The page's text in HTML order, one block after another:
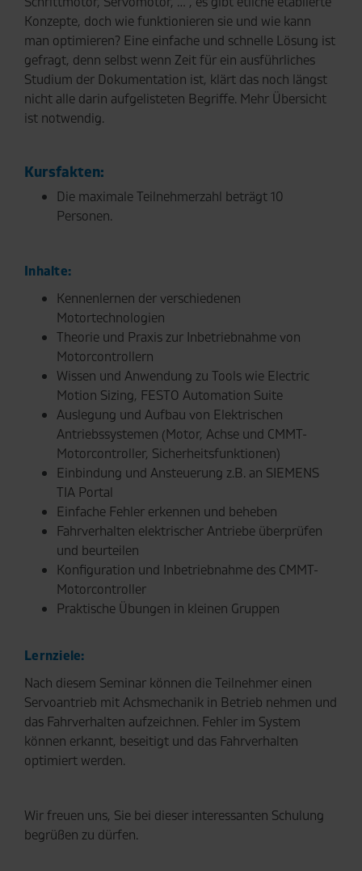
Konzepte, doch wie funktionieren sie und wie kann
man optimieren? Eine einfache und schnelle Lösung ist
gefragt, denn selbst wenn Zeit für ein ausführliches
Studium der Dokumentation ist, klärt das noch längst
nicht alle darin aufgelisteten Begriffe. Mehr Übersicht
ist notwendig.
Kursfakten:
Die maximale Teilnehmerzahl beträgt 10
Personen.
Inhalte:
Kennenlernen der verschiedenen
Motortechnologien
Theorie und Praxis zur Inbetriebnahme von
Motorcontrollern
Wissen und Anwendung zu Tools wie Electric
Motion Sizing, FESTO Automation Suite
Auslegung und Aufbau von Elektrischen
Antriebssystemen (Motor, Achse und CMMT-
Motorcontroller, Sicherheitsfunktionen)
Einbindung und Ansteuerung z.B. an SIEMENS
TIA Portal
Einfache Fehler erkennen und beheben
Fahrverhalten elektrischer Antriebe überprüfen
und beurteilen
Konfiguration und Inbetriebnahme des CMMT-
Motorcontroller
Praktische Übungen in kleinen Gruppen
Lernziele:
Nach diesem Seminar können die Teilnehmer einen
Servoantrieb mit Achsmechanik in Betrieb nehmen und
das Fahrverhalten aufzeichnen. Fehler im System
können erkannt, beseitigt und das Fahrverhalten
optimiert werden.
Wir freuen uns, Sie bei dieser interessanten Schulung
begrüßen zu dürfen.